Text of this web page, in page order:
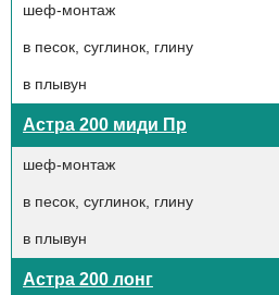
шеф-монтаж
в песок, суглинок, глину
в плывун
Астра 200 миди Пр
шеф-монтаж
в песок, суглинок, глину
в плывун
Астра 200 лонг